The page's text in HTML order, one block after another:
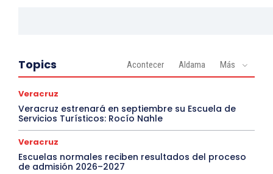
Topics Acontecer Aldama Más
Veracruz
Veracruz estrenará en septiembre su Escuela de
Servicios Turísticos: Rocío Nahle
Veracruz
Escuelas normales reciben resultados del proceso
de admisión 2026–2027